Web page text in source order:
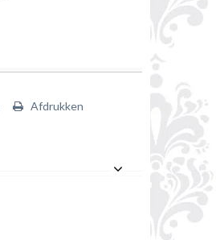
Afdrukken